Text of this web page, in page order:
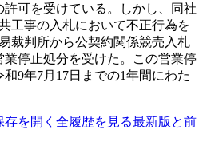
可を受けている。しかし、同社
工事の入札において不正行為を
裁判所から公契約関係競売入札
停止処分を受けた。この営業停
9年7月17日までの1年間にわた
を開く 全履歴を見る最新版と前